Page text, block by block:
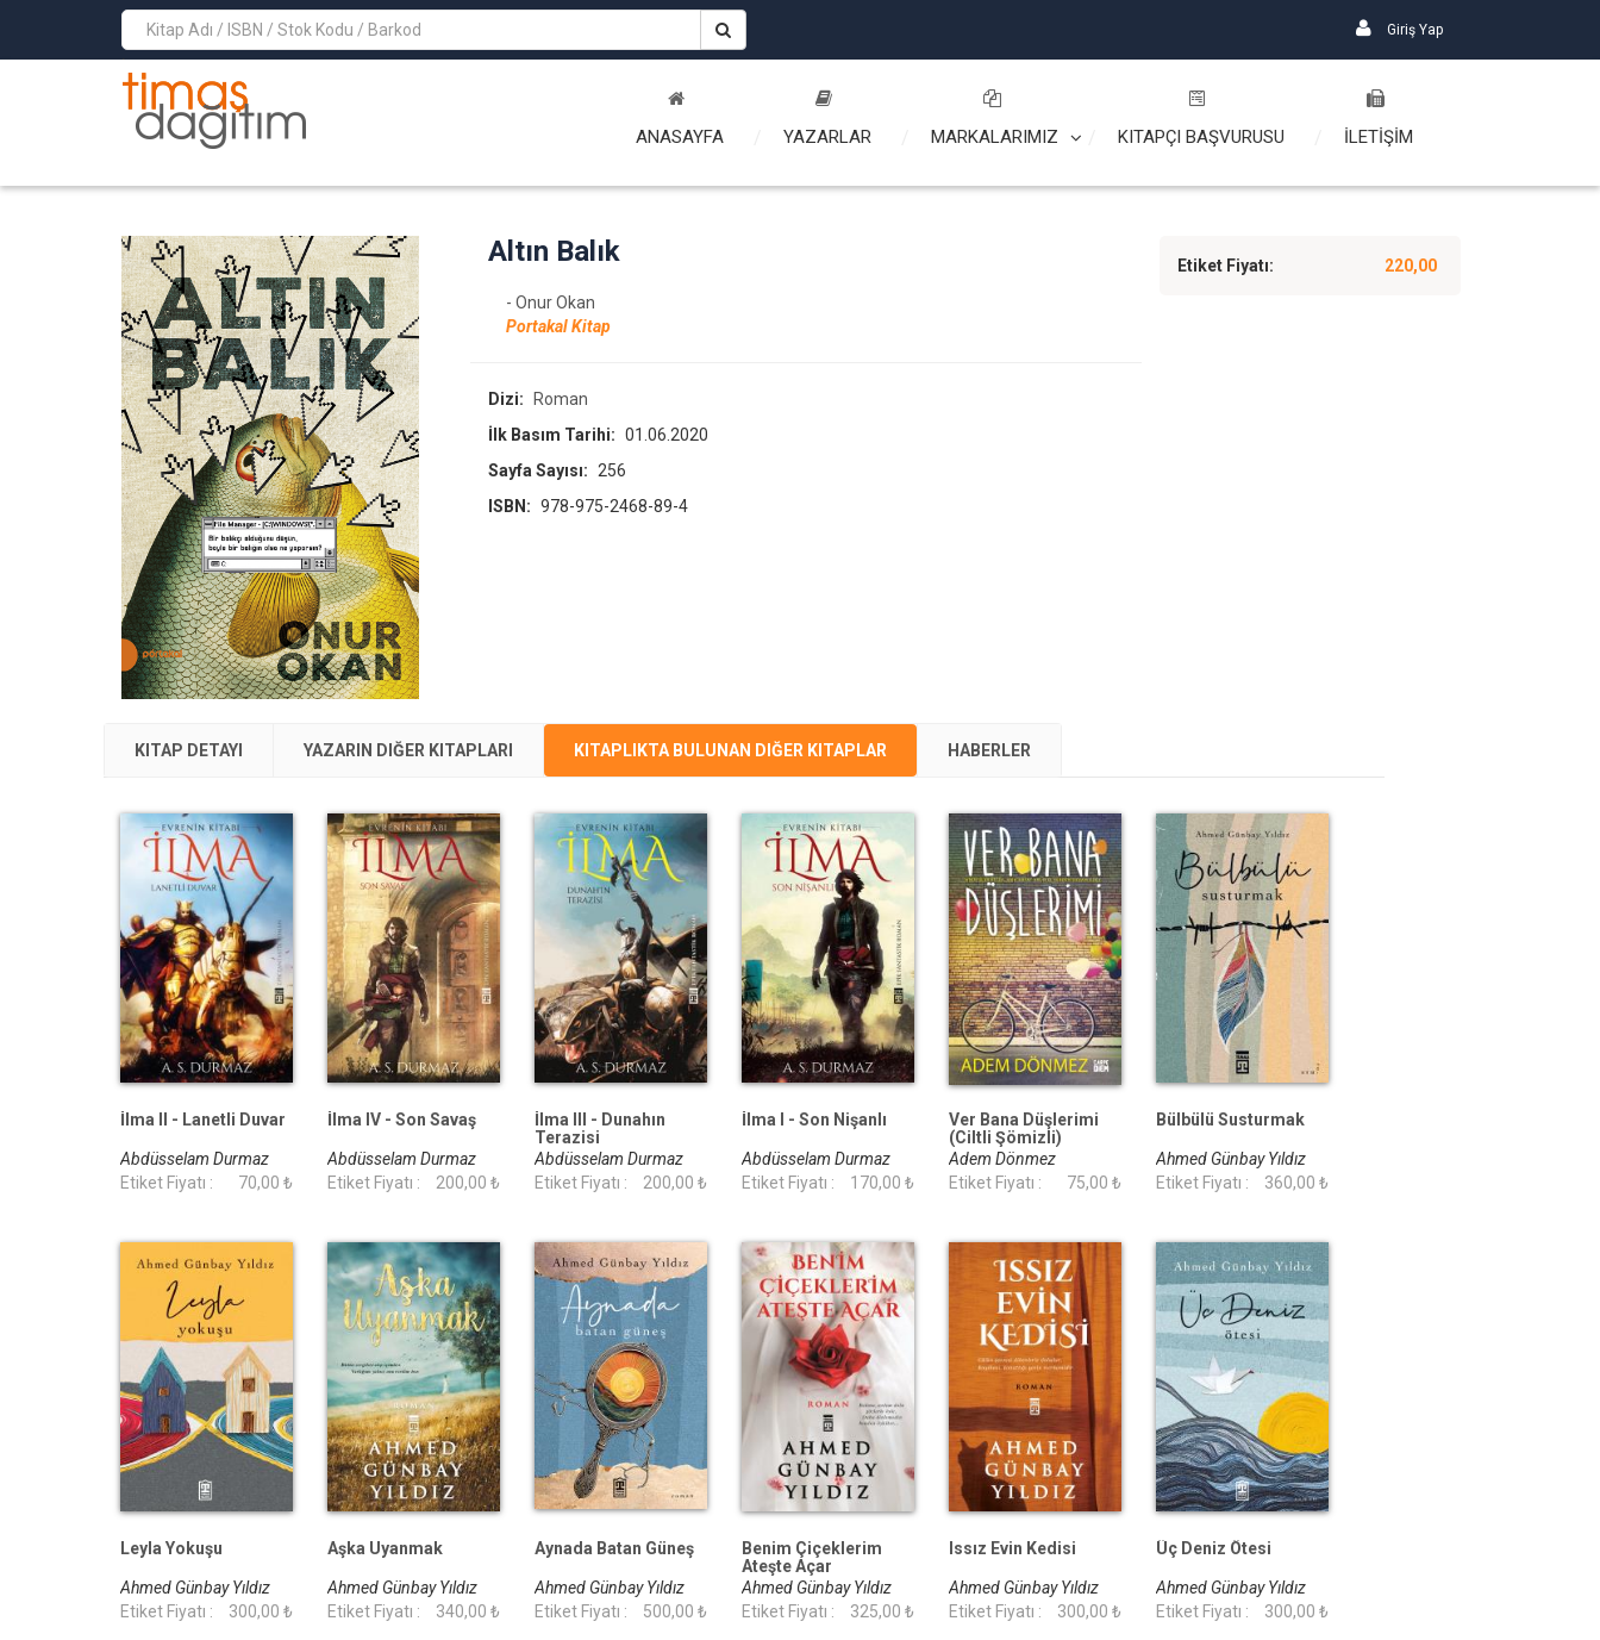
>
Giriş Yap
ANASAYFA YAZARLAR MARKALARIMIZ KITAPÇI BAŞVURUSU İLETİŞİM
Altın Balık
- Onur Okan
Portakal Kitap
Dizi:
Roman
İlk Basım Tarihi: 01.06.2020
Sayfa Sayısı:
256
ISBN: 978-975-2468-89-4
Etiket Fiyatı: 220,00
KITAP DETAYI YAZARIN DIĞER KITAPLARI KITAPLIKTA BULUNAN DIĞER KITAPLAR HABERLER
İlma II - Lanetli Duvar
Abdüsselam Durmaz
Etiket Fiyatı :
70,00 ₺
İlma IV - Son Savaş
Abdüsselam Durmaz
Etiket Fiyatı :
200,00 ₺
İlma III - Dunahın
Terazisi
Abdüsselam Durmaz
Etiket Fiyatı :
200,00 ₺
İlma I - Son Nişanlı
Abdüsselam Durmaz
Etiket Fiyatı :
170,00 ₺
Ver Bana Düşlerimi
(Ciltli Şömizli)
Adem Dönmez
Etiket Fiyatı :
75,00 ₺
Bülbülü Susturmak
Ahmed Günbay Yıldız
Etiket Fiyatı :
360,00 ₺
Leyla Yokuşu
Ahmed Günbay Yıldız
Etiket Fiyatı :
300,00 ₺
Aşka Uyanmak
Ahmed Günbay Yıldız
Etiket Fiyatı :
340,00 ₺
Aynada Batan Güneş
Ahmed Günbay Yıldız
Etiket Fiyatı :
500,00 ₺
Benim Çiçeklerim
Ateşte Açar
Ahmed Günbay Yıldız
Etiket Fiyatı :
325,00 ₺
Issız Evin Kedisi
Ahmed Günbay Yıldız
Etiket Fiyatı :
300,00 ₺
Üç Deniz Ötesi
Ahmed Günbay Yıldız
Etiket Fiyatı :
300,00 ₺